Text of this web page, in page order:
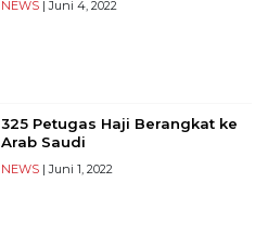
NEWS| Juni 4, 2022
325 Petugas Haji Berangkat ke
Arab Saudi
NEWS| Juni 1, 2022